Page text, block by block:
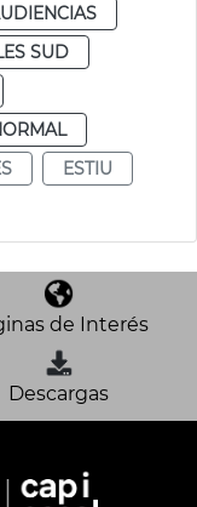
SUD
ESTIU
de Interés
Descargas